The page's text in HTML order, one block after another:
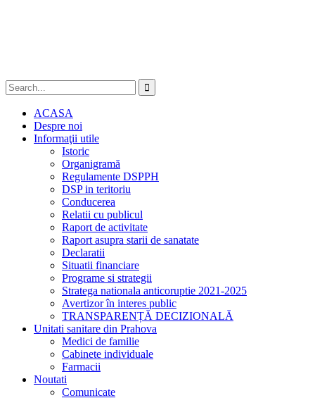
ACASA
Despre noi
Informaţii utile
Istoric
Organigramă
Regulamente DSPPH
DSP in teritoriu
Conducerea
Relatii cu publicul
Raport de activitate
Raport asupra starii de sanatate
Declaratii
Situatii financiare
Programe si strategii
Stratega nationala anticoruptie 2021-2025
Avertizor în interes public
TRANSPARENȚĂ DECIZIONALĂ
Unitati sanitare din Prahova
Medici de familie
Cabinete individuale
Farmacii
Noutati
Comunicate